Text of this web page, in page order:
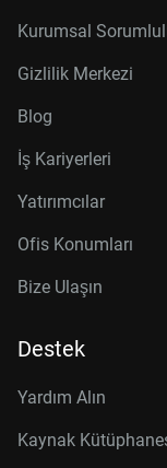
Kurumsal
Gizlilik Merkezi
Blog
İş Kariyerleri
Yatırımcılar
Ofis Konumları
Bize Ulaşın
Destek
Yardım Alın
Kaynak